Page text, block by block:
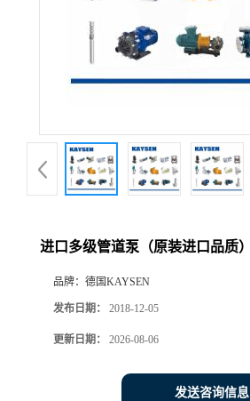
进口多级管道泵（原装进口品质）
品牌： 德国KAYSEN
发布日期： 2018-12-05
更新日期： 2026-08-06
发送咨询信息